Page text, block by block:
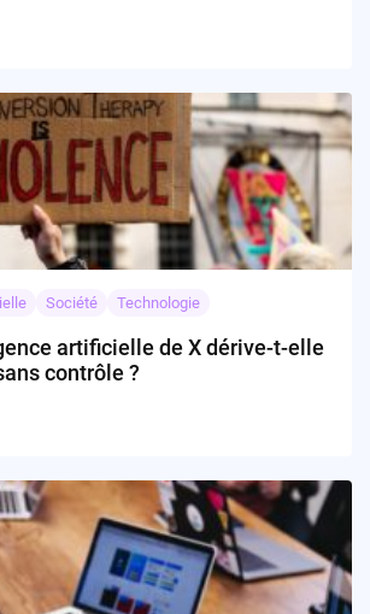
Société Technologie
artificielle de X dérive-t-elle
contrôle ?